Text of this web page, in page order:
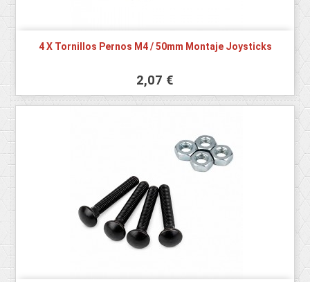
4 X Tornillos Pernos M4 / 50mm Montaje Joysticks
2,07 €